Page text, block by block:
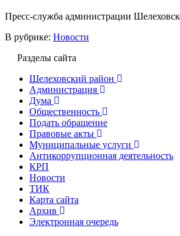
Пресс-служба администрации
В рубрике: Новости
Разделы сайта
Шелеховский район
Администрация
Дума
Общественность
Подать обращение
Правовые акты
Муниципальные услуги
Антикоррупционная деятельность
КРП
Новости
ТИК
Карта сайта
Архив
Электронная очередь